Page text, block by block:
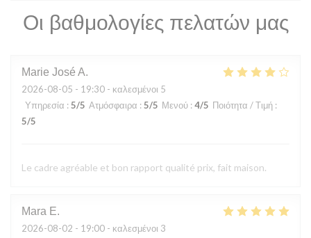
Οι βαθμολογίες πελατών μας
Marie José A
2026-08-05 - 19:30 - καλεσμένοι 5
Υπηρεσία : 5/5 Ατμόσφαιρα : 5/5 Μενού : 4/5 Ποιότητα / Τιμή :
5/5
Le cadre agréable et bon rapport qualité prix, fait maison.
Mara E
2026-08-02 - 19:00 - καλεσμένοι 3